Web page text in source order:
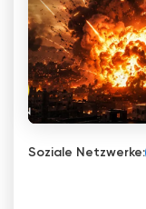
Soziale Netzwerke: